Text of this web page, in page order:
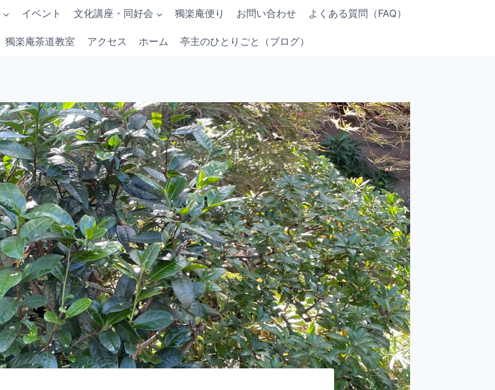
イベント 文化講座・同好会 獨楽庵便り お問い合わせ よくある質問（FAQ）
獨楽庵茶道教室 アクセス ホーム 亭主のひとりごと（ブログ）